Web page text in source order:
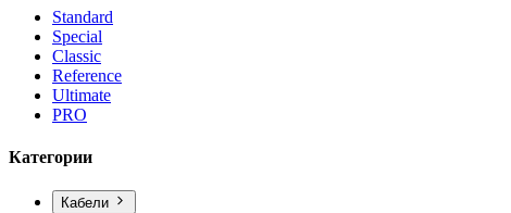
Standard
Special
Classic
Reference
Ultimate
PRO
Категории
Кабели